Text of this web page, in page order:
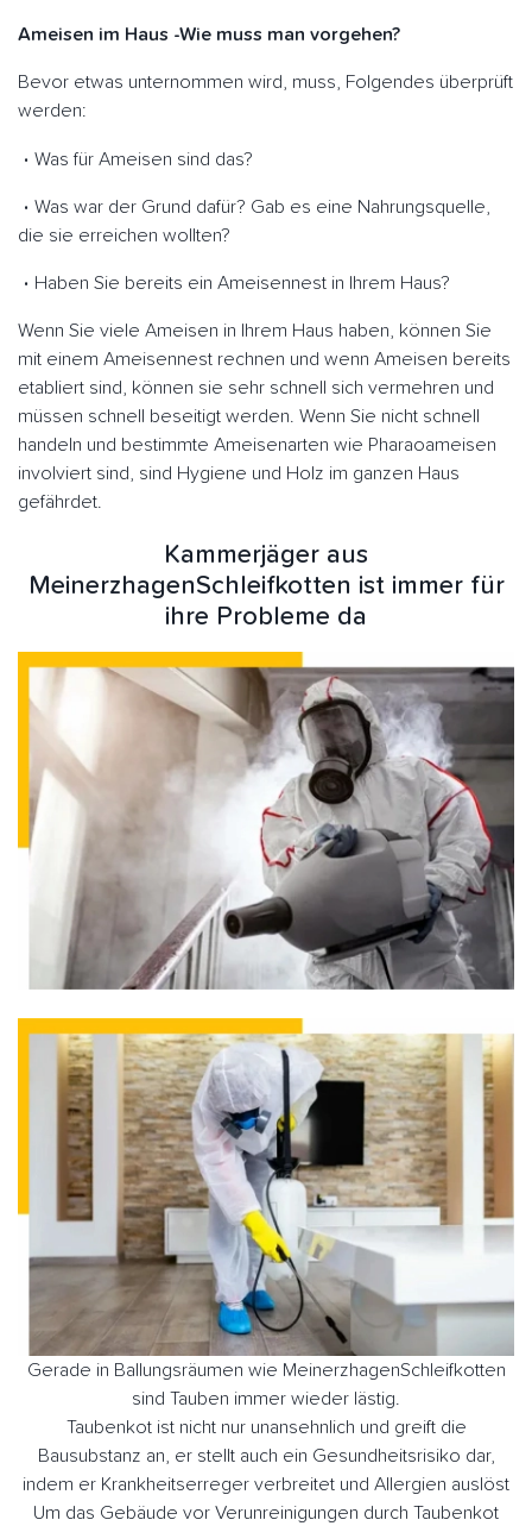
Ameisen im Haus -Wie muss man vorgehen?
Bevor etwas unternommen wird, muss, Folgendes überprüft
werden:
Was für Ameisen sind das?
Was war der Grund dafür? Gab es eine Nahrungsquelle,
die sie erreichen wollten?
Haben Sie bereits ein Ameisennest in Ihrem Haus?
Wenn Sie viele Ameisen in Ihrem Haus haben, können Sie
mit einem Ameisennest rechnen und wenn Ameisen bereits
etabliert sind, können sie sehr schnell sich vermehren und
müssen schnell beseitigt werden. Wenn Sie nicht schnell
handeln und bestimmte Ameisenarten wie Pharaoameisen
involviert sind, sind Hygiene und Holz im ganzen Haus
gefährdet.
Kammerjäger aus
MeinerzhagenSchleifkotten ist immer für
ihre Probleme da
Gerade in Ballungsräumen wie MeinerzhagenSchleifkotten
sind Tauben immer wieder lästig.
Taubenkot ist nicht nur unansehnlich und greift die
Bausubstanz an, er stellt auch ein Gesundheitsrisiko dar,
indem er Krankheitserreger verbreitet und Allergien auslöst
Um das Gebäude vor Verunreinigungen durch Taubenkot